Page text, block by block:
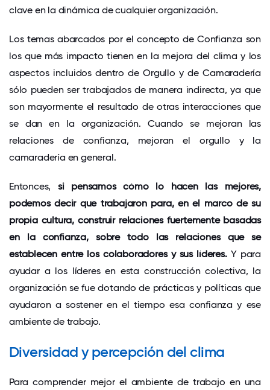
clave en la dinámica de cualquier organización.
Los temas abarcados por el concepto de Confianza son
los que más impacto tienen en la mejora del clima y los
aspectos incluidos dentro de Orgullo y de Camaradería
sólo pueden ser trabajados de manera indirecta, ya que
son mayormente el resultado de otras interacciones que
se dan en la organización. Cuando se mejoran las
relaciones de confianza, mejoran el orgullo y la
camaradería en general.
Entonces, si pensamos cómo lo hacen las mejores,
podemos decir que trabajaron para, en el marco de su
propia cultura, construir relaciones fuertemente basadas
en la confianza, sobre todo las relaciones que se
establecen entre los colaboradores y sus líderes.Y para
ayudar a los líderes en esta construcción colectiva, la
organización se fue dotando de prácticas y políticas que
ayudaron a sostener en el tiempo esa confianza y ese
ambiente de trabajo.
Diversidad y percepción del clima
Para comprender mejor el ambiente de trabajo en una